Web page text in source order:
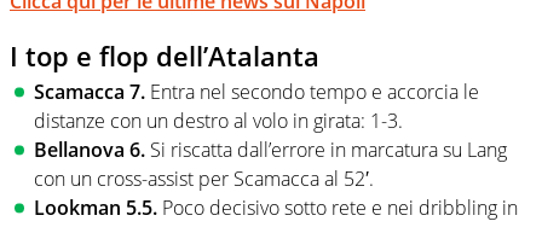
I top e flop dell’Atalanta
Scamacca 7. Entra nel secondo tempo e accorcia le
distanze con un destro al volo in girata: 1-3.
Bellanova 6. Si riscatta dall’errore in marcatura su Lang
con un cross-assist per Scamacca al 52′.
Lookman 5.5. Poco decisivo sotto rete e nei dribbling in